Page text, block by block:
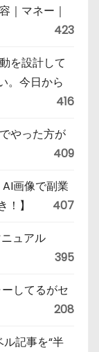
｜マネー｜
423
を設計して
。今日から
416
やった方が
409
画像で副業
】
407
ュアル
395
してるがセ
208
ル記事を“半